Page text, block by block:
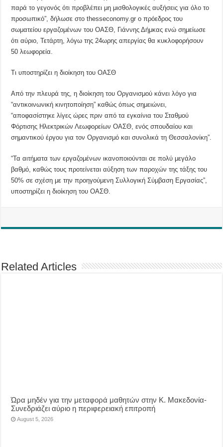
παρά το γεγονός ότι προβλέπει μη μισθολογικές αυξήσεις για όλο το
προσωπικό”, δήλωσε στο thesseconomy.gr ο πρόεδρος του
σωματείου εργαζομένων του ΟΑΣΘ, Γιάννης Δήμκας ενώ σημείωσε
ότι αύριο, Τετάρτη, λόγω της 24ωρης απεργίας θα κυκλοφορήσουν
50 λεωφορεία.
Τι υποστηρίζει η διοίκηση του ΟΑΣΘ
Από την πλευρά της, η διοίκηση του Οργανισμού κάνει λόγο για
“αντικοινωνική κινητοποίηση” καθώς όπως σημειώνει,
“αποφασίστηκε λίγες ώρες πριν από τα εγκαίνια του Σταθμού
Φόρτισης Ηλεκτρικών Λεωφορείων ΟΑΣΘ, ενός σπουδαίου και
σημαντικού έργου για τον Οργανισμό και συνολικά τη Θεσσαλονίκη”.
“Τα αιτήματα των εργαζομένων ικανοποιούνται σε πολύ μεγάλο
βαθμό, καθώς τους προτείνεται αύξηση των παροχών της τάξης του
50% σε σχέση με την προηγούμενη Συλλογική Σύμβαση Εργασίας”,
υποστηρίζει η διοίκηση του ΟΑΣΘ.
Related Articles
Ώρα μηδέν για την μεταφορά μαθητών στην Κ. Μακεδονία-
Συνεδριάζει αύριο η περιφερειακή επιτροπή
August 5, 2026